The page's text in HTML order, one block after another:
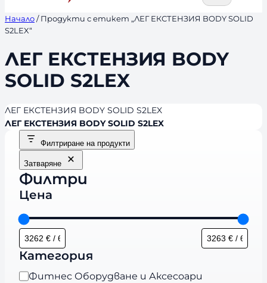
Начало/ Продукти с етикет „ЛЕГ ЕКСТЕНЗИЯ BODY SOLID
S2LEX“
ЛЕГ ЕКСТЕНЗИЯ BODY
SOLID S2LEX
ЛЕГ ЕКСТЕНЗИЯ BODY SOLID S2LEX
ЛЕГ ЕКСТЕНЗИЯ BODY SOLID S2LEX
Филтриране на продукти
Затваряне
Филтри
Цена
Категория
К Фитнес Оборудване и Аксесоари